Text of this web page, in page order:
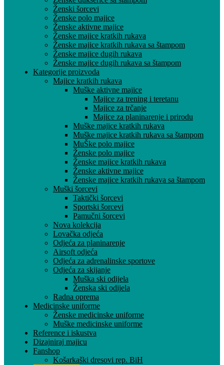
Ženski šorcevi
Ženske polo majice
Ženske aktivne majice
Ženske majice kratkih rukava
Ženske majice kratkih rukava sa štampom
Ženske majice dugih rukava
Ženske majice dugih rukava sa štampom
Kategorije proizvoda
Majice kratkih rukava
Muške aktivne majice
Majice za trening i teretanu
Majice za trčanje
Majice za planinarenje i prirodu
Muške majice kratkih rukava
Muške majice kratkih rukava sa štampom
MuŠke polo majice
Ženske polo majice
Ženske majice kratkih rukava
Ženske aktivne majice
Ženske majice kratkih rukava sa štampom
Muški šorcevi
Taktički šorcevi
Sportski šorcevi
Pamučni šorcevi
Nova kolekcija
Lovačka odjeća
Odjeća za planinarenje
Airsoft odjeća
Odjeća za adrenalinske sportove
Odjeća za skijanje
Muška ski odijela
Ženska ski odijela
Radna oprema
Medicinske uniforme
Ženske medicinske uniforme
Muške medicinske uniforme
Reference i iskustva
Dizajniraj majicu
Fanshop
Košarkaški dresovi rep. BiH